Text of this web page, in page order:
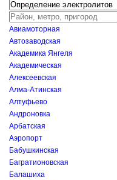
Авиамоторная
Автозаводская
Академика Янгеля
Академическая
Алексеевская
Алма-Атинская
Алтуфьево
Андроновка
Арбатская
Аэропорт
Бабушкинская
Багратионовская
Балашиха